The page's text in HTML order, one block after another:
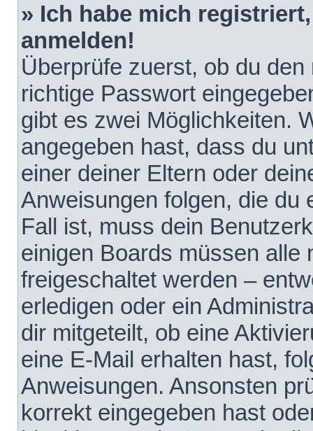
» Ich habe mich
anmelden!
Überprüfe zuerst, ob du
richtige Passwort
gibt es zwei Möglichkeiten.
angegeben hast, dass du
einer deiner Eltern oder
Anweisungen folgen, die du
Fall ist, muss dein
einigen Boards müssen alle
freigeschaltet werden –
erledigen oder ein
dir mitgeteilt, ob eine
eine E-Mail erhalten hast,
Anweisungen. Ansonsten
korrekt eingegeben hast